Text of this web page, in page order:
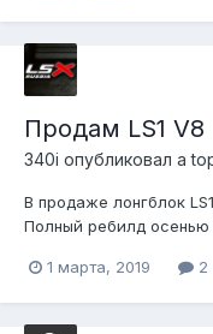
Продам LS1 V8
340i опубликовал a
В продаже лонгблок
Полный ребилд осенью
прокладки ГБЦ
распредвала, устан...
1 марта, 2019 2